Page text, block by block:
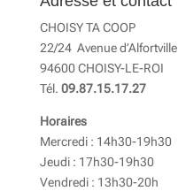
CHOISY TA COOP
22/24 Avenue d’Alfortville
94600 CHOISY-LE-ROI
Tél. 09.87.15.17.27
Horaires
Mercredi : 14h30-19h30
Jeudi : 17h30-19h30
Vendredi : 13h30-20h